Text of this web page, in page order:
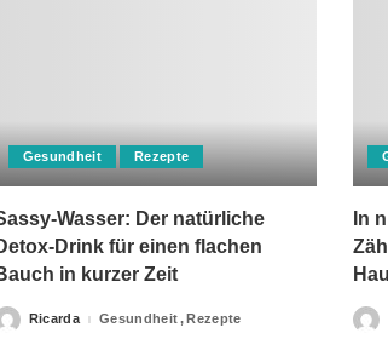
Gesundheit Rezepte
Wasser: Der natürliche
Drink für einen flachen
in kurzer Zeit
Ricarda Gesundheit Rezepte
In